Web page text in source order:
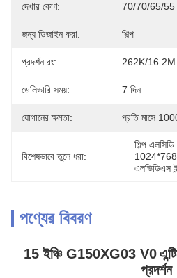
দেখার কোণ: 70/70/65/55
জন্য ডিজাইন করা: শিল্প
প্রদর্শন রং: 262K/
ডেলিভারি সময়: 7 দিন
যোগানের ক্ষমতা: প্রতি মাসে
বিশেষভাবে তুলে ধরা:
শিল্প
1024*768
এলভিডিএস
পণ্যের বিবরণ
15 ইঞ্চি G150XG03 V0
প্রদর্শন